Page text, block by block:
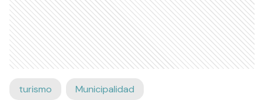
turismo Municipalidad